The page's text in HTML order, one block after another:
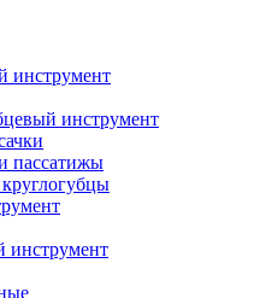
инструмент
инструмент
пассатижы